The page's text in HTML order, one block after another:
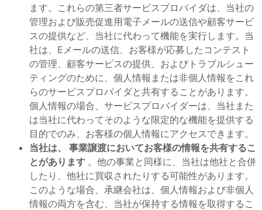
ます。これらの第三者サービスプロバイダは、当社の
管理および販売促進用電子メールの送信や顧客サービ
スの提供など、当社に代わって機能を実行します。当
社は、Eメールの送信、お客様が応募したコンテスト
の管理、顧客サービスの提供、およびトラブルシュー
ティングのために、個人情報または非個人情報をこれ
らのサービスプロバイダと共有することがあります。
個人情報の場合、サービスプロバイダーは、当社また
は当社に代わってそのような限定的な機能を提供する
目的でのみ、お客様の個人情報にアクセスできます。
当社は、 事業譲渡においてお客様の情報を共有するこ
とがあります 。他の事業と同様に、当社は他社と合併
したり、他社に買収されたりする可能性があります。
このような場合、承継会社は、個人情報および非個人
情報の両方を含む、当社が保持する情報を取得するこ